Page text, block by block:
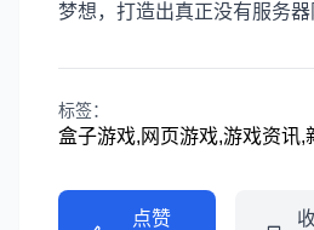
梦想，打造出真正没有服务器
标签：
盒子游戏,网页游戏,游戏资讯,
点赞